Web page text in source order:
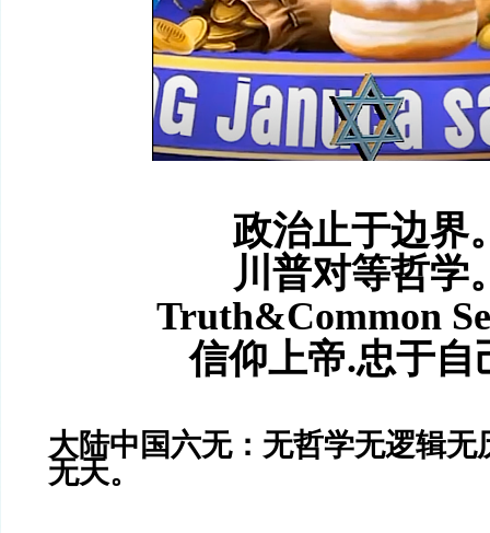
政治止于边界
川普对等哲学
Truth&Common
信仰上帝.忠于自
大陆中国六无：无哲学无逻辑无
无天。